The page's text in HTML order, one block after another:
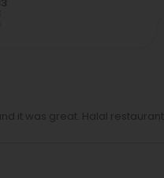
près de 30 ans.
Escoffier Luxembourg
it was great. Halal restaurant.